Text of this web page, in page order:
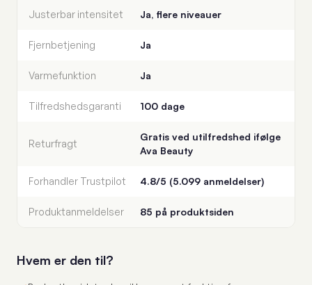
Justerbar intensitet Ja, flere niveauer
Fjernbetjening Ja
Varmefunktion Ja
Tilfredshedsgaranti 100 dage
Returfragt
Gratis ved utilfredshed ifølge
Ava Beauty
Forhandler Trustpilot 4.8/5 (5.099 anmeldelser)
Produktanmeldelser 85 på produktsiden
Hvem er den til?